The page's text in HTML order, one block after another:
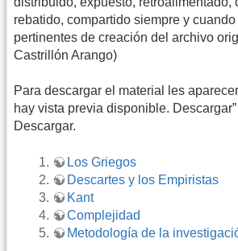
rebatido, compartido siempre y
pertinentes de creación del archivo
Castrillón Arango)
Para descargar el material les
hay vista previa disponible.
Descargar.
Los Griegos
Descartes y los Empiristas
Kant
Complejidad
Metodología de la